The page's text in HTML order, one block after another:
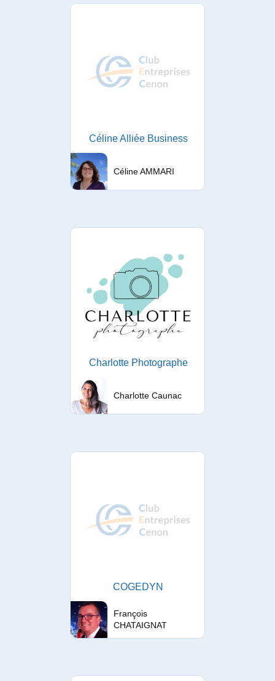
Céline Alliée Business
Céline AMMARI
Charlotte Photographe
Charlotte Caunac
COGEDYN
François
CHATAIGNAT